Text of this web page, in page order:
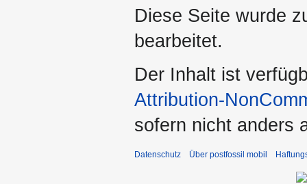
Diese Seite wurde
bearbeitet.
Der Inhalt ist
Attribution-
sofern nicht anders
Datenschutz Über postfossil mobil